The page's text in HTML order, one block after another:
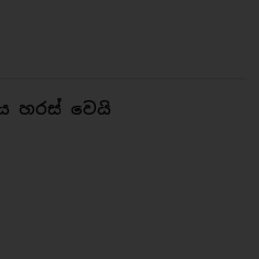
හරස් වෙයි